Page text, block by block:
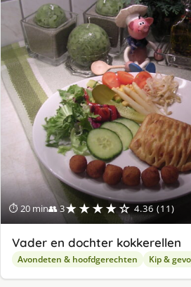
⏱ 20 min👥 3★★★★☆ 4.36 (11)
Vader en dochter kokkerellen
Avondeten & hoofdgerechten Kip &